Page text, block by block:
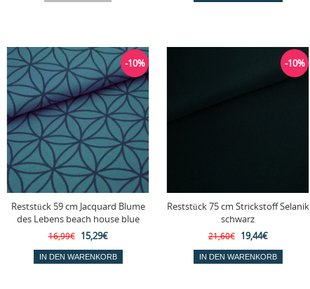
Reststück 59 cm Jacquard Blume
des Lebens beach house blue
16,99€ 15,29€
-10%
Reststück 75 cm Strickstoff Selanik
schwarz
21,60€ 19,44€
-10%